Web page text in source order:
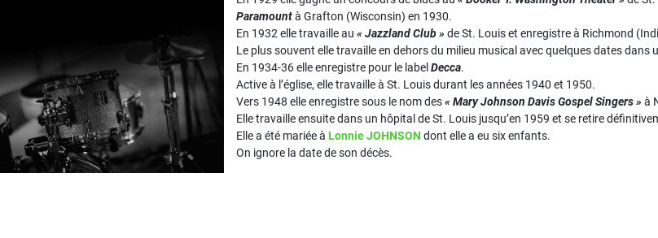
Paramountà Grafton (Wisconsin) en 1930.
En 1932 elle travaille au « Jazzland Club » de St. Louis et enregistre à Richmond
Le plus souvent elle travaille en dehors du milieu musical avec quelques dates
En 1934-36 elle enregistre pour le label Decca.
Active à l’église, elle travaille à St. Louis durant les années 1940 et 1950.
Vers 1948 elle enregistre sous le nom des« Mary Johnson Davis Gospel Singers » à
Elle travaille ensuite dans un hôpital de St. Louis jusqu’en 1959 et se retire
Elle a été mariée à Lonnie JOHNSON dont elle a eu six enfants.
On ignore la date de son décès.